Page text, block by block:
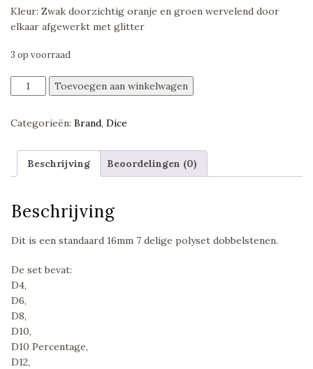
Kleur: Zwak doorzichtig oranje en groen wervelend door
elkaar afgewerkt met glitter
3 op voorraad
Galaxy
Dice
&
Polyset
aantal
Toevoegen aan winkelwagen
Categorieën: Brand, Dice
Beschrijving Beoordelingen (0)
Beschrijving
Dit is een standaard 16mm 7 delige polyset dobbelstenen.
De set bevat:
D4,
D6,
D8,
D10,
D10 Percentage,
D12,